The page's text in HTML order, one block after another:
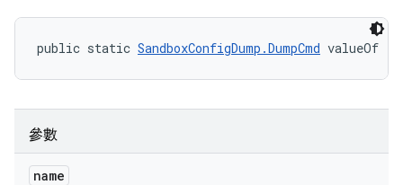
public static SandboxConfigDump.DumpCmd valueOf
參數
name